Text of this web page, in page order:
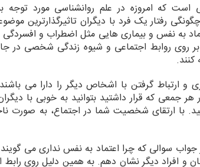
است که امروزه در علم روانشناسی مورد توجه
رفتار یک فرد با دیگران تاثیرگذارترین
به نفس و بیماری هایی مثل اضطراب و افسردگی
بر روی روابط اجتماعی و شیوه زندگی شخصی در
و ارتباط گرفتن با اشخاص دیگر را دارا می
جمعی که قرار داشتید بتوانید به خوبی با
با ارتقای شخصیت شما در اجتماع، به صورت
جواب سوالی که چرا اعتماد به نفس نداری می
و افراد دیگر نشان دهم. به همین دلیل روی رابط